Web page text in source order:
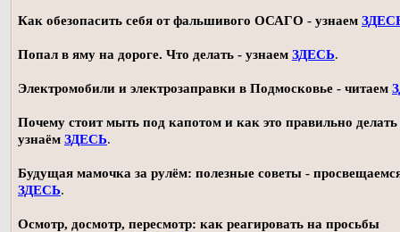
Как обезопасить себя от фальшивого ОСАГО - узнаем
Попал в яму на дороге. Что делать - узнаем ЗДЕСЬ.
Электромобили и электрозаправки в Подмосковье - читаем
Почему стоит мыть под капотом и как это правильно делать
узнаём ЗДЕСЬ.
Будущая мамочка за рулём: полезные советы -
ЗДЕСЬ.
Осмотр, досмотр, пересмотр: как реагировать на просьбы